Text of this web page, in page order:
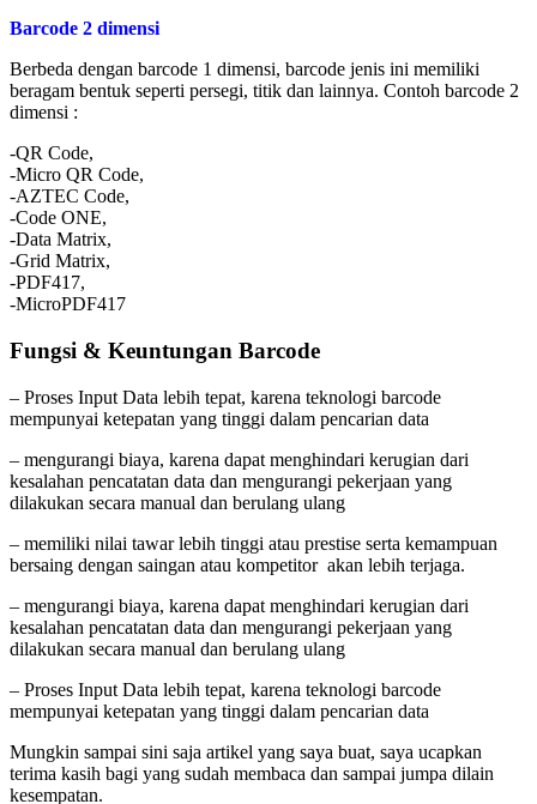
Barcode 2 dimensi
Berbeda dengan barcode 1 dimensi, barcode jenis ini memiliki
beragam bentuk seperti persegi, titik dan lainnya. Contoh barcode 2
dimensi :
-QR Code,
-Micro QR Code,
-AZTEC Code,
-Code ONE,
-Data Matrix,
-Grid Matrix,
-PDF417,
-MicroPDF417
Fungsi & Keuntungan Barcode
– Proses Input Data lebih tepat, karena teknologi barcode
mempunyai ketepatan yang tinggi dalam pencarian data
– mengurangi biaya, karena dapat menghindari kerugian dari
kesalahan pencatatan data dan mengurangi pekerjaan yang
dilakukan secara manual dan berulang ulang
– memiliki nilai tawar lebih tinggi atau prestise serta kemampuan
bersaing dengan saingan atau kompetitor akan lebih terjaga.
– mengurangi biaya, karena dapat menghindari kerugian dari
kesalahan pencatatan data dan mengurangi pekerjaan yang
dilakukan secara manual dan berulang ulang
– Proses Input Data lebih tepat, karena teknologi barcode
mempunyai ketepatan yang tinggi dalam pencarian data
Mungkin sampai sini saja artikel yang saya buat, saya ucapkan
terima kasih bagi yang sudah membaca dan sampai jumpa dilain
kesempatan.